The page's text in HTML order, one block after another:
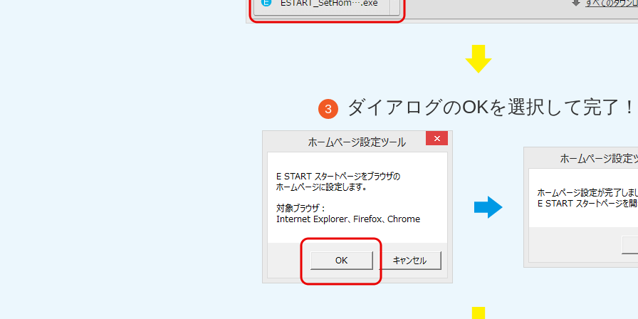
3 ダイアログのOKを選択して完了！